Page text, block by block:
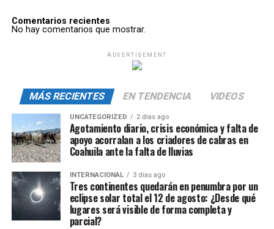
Comentarios recientes
No hay comentarios que mostrar.
ADVERTISEMENT
MÁS RECIENTES EN TENDENCIA VIDEOS
UNCATEGORIZED 2 días ago
Agotamiento diario, crisis económica y falta de
apoyo acorralan a los criadores de cabras en
Coahuila ante la falta de lluvias
INTERNACIONAL 3 días ago
Tres continentes quedarán en penumbra por un
eclipse solar total el 12 de agosto: ¿Desde qué
lugares será visible de forma completa y
parcial?